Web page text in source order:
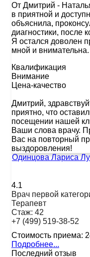
От Дмитрий -
в приятной и
объяснила,
диагностики, после
Я остался доволен
мной и внимательна.
Квалификация
Внимание
Цена-качество
Дмитрий,
приятно, что
посещении нашей
Ваши слова врачу.
Вас на повторный
выздоровления!
Одинцова Лариса
4.1
Врач первой
Терапевт
Стаж: 42
+7 (499) 519-38-52
Стоимость приема:
Подробнее...
Последний отзыв